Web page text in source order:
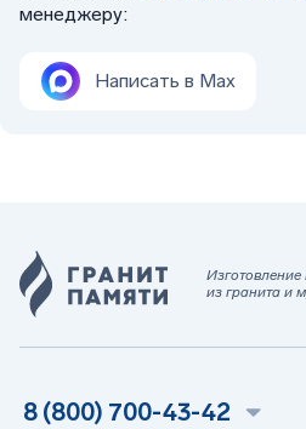
менеджеру:
Написать в Max
Изготовление
из гранита и
8 (800) 700-43-42